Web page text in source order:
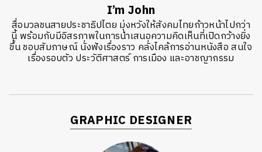
I’m John
สื่อมวลชนสายประชาธิปไตย มุ่งหวังให้สังคมไทยก้าวหน้าไปกว่า
นี้ พร้อมกับมีอิสรภาพในการนำเสนอความคิดเห็นที่เปิดกว้างยิ่ง
ขึ้น ชอบสัมภาษณ์ นั่งฟังเรื่องราว คลั่งไคล้การอ่านหนังสือ สนใจ
เรื่องรอบตัว ประวัติศาสตร์ การเมือง และอาชญากรรม
GRAPHIC DESIGNER